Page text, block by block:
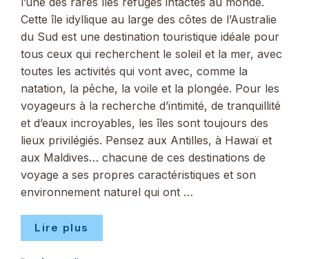
Cette île idyllique au large des côtes de l’Australie
du Sud est une destination touristique idéale pour
tous ceux qui recherchent le soleil et la mer, avec
toutes les activités qui vont avec, comme la
natation, la pêche, la voile et la plongée. Pour les
voyageurs à la recherche d’intimité, de tranquillité
et d’eaux incroyables, les îles sont toujours des
lieux privilégiés. Pensez aux Antilles, à Hawaï et
aux Maldives… chacune de ces destinations de
voyage a ses propres caractéristiques et son
environnement naturel qui ont …
Lire plus